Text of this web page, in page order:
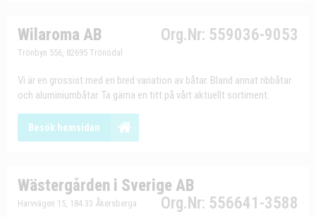
Wilaroma AB Org.Nr: 559036-9053
Trönbyn 556, 82695 Trönödal
Vi är en grossist med en bred variation av båtar. Bland annat ribbåtar
och aluminiumbåtar. Ta gärna en titt på vårt aktuellt sortiment.
Besök hemsidan
Wästergården i Sverige AB
Org.Nr: 556641-3588
Harvvägen 15, 184 33 Åkersberga